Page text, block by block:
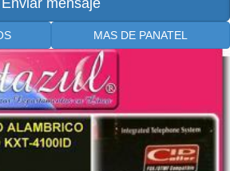
MAS DE PANATEL